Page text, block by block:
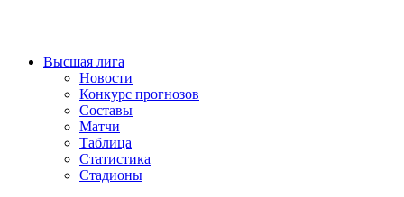
Высшая лига
Новости
Конкурс прогнозов
Составы
Матчи
Таблица
Статистика
Стадионы